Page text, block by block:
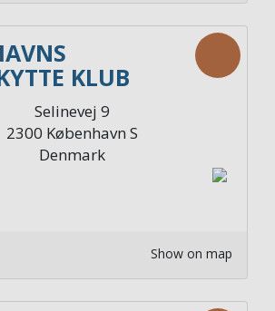
KLUB
Selinevej 9
2300 København S
Denmark
Show on map